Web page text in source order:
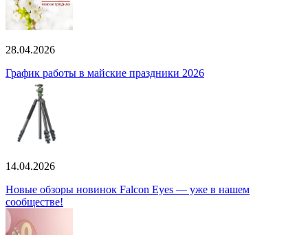
28.04.2026
График работы в майские праздники 2026
14.04.2026
Новые обзоры новинок Falcon Eyes — уже в нашем
сообществе!